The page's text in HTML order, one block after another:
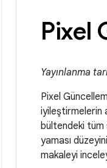
Pixel
Yayınlanma
Pixel
iyileştirmelerin
bültendeki tüm
yaması
makaleyi